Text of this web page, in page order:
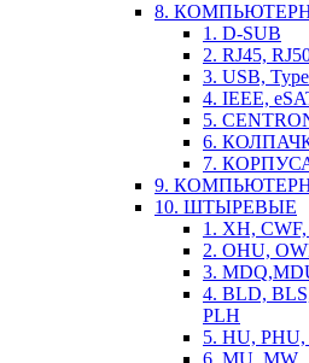
8.
1. D-SUB
2. RJ45,
3. USB,
4. IEEE,
5.
6.
7.
9.
10. ШТЫРЕВЫЕ
1. XH,
2. OHU,
3.
4. BLD,
PLH
5. HU,
6. MU, MW